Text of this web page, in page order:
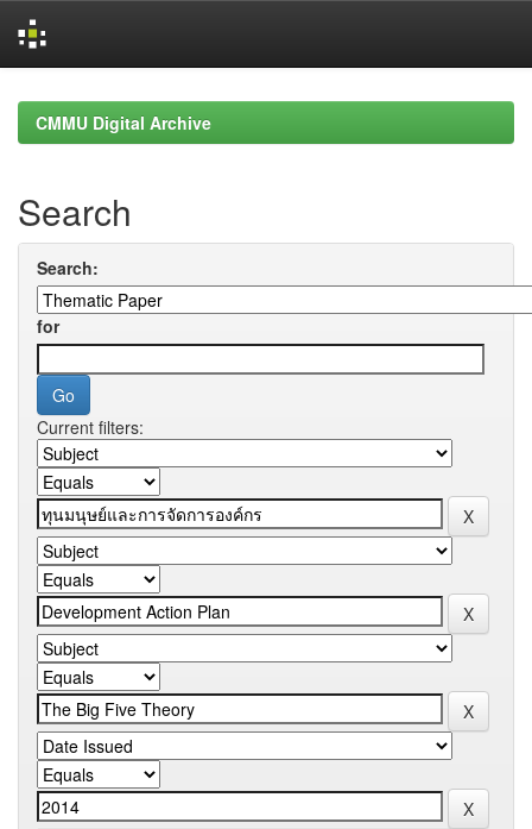
navigationCMMU Digital Archive
Search
Search:
for
Current filters: